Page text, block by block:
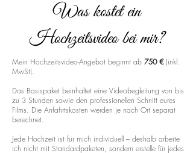
Was kostet ein
Hochzeitsvideo bei mir?
Mein Hochzeitsvideo-Angebot beginnt ab 750 € (inkl.
MwSt).
Das Basispaket beinhaltet eine Videobegleitung von bis
zu 3 Stunden sowie den professionellen Schnitt eures
Films. Die Anfahrtskosten werden je nach Ort separat
berechnet.
Jede Hochzeit ist für mich individuell – deshalb arbeite
ich nicht mit Standardpaketen, sondern erstelle für jedes